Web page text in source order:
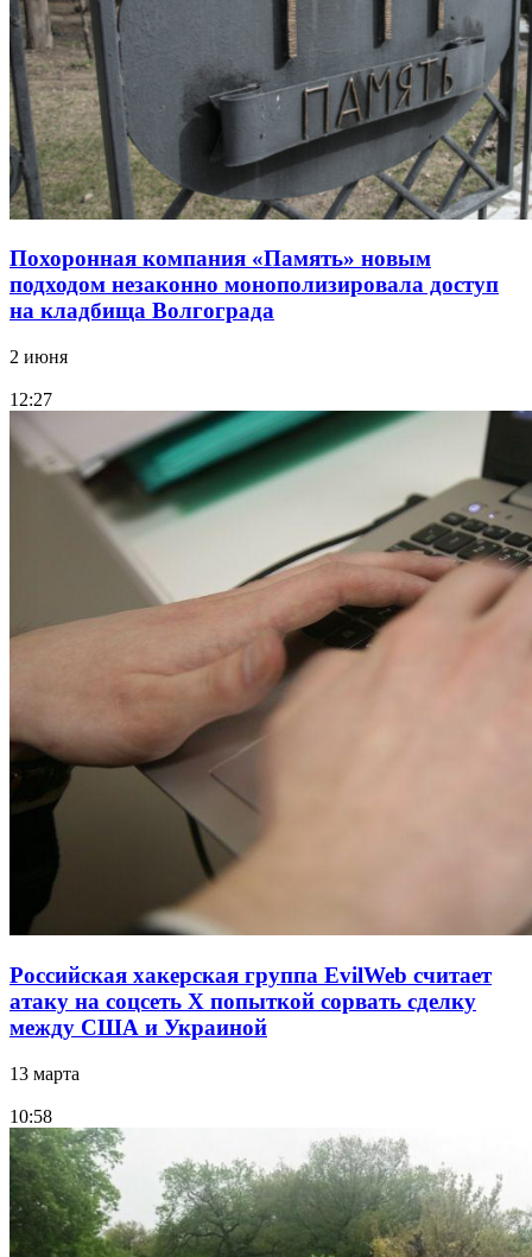
Похоронная компания «Память» новым
подходом незаконно монополизировала доступ
на кладбища Волгограда
2 июня
12:27
Российская хакерская группа EvilWeb считает
атаку на соцсеть Х попыткой сорвать сделку
между США и Украиной
13 марта
10:58